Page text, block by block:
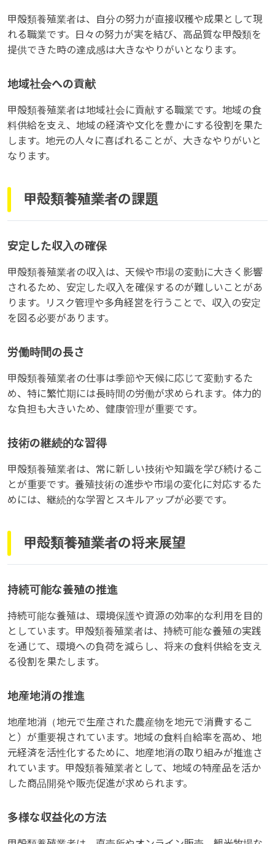
甲殻類養殖業者は、自分の努力が直接収穫や成果として現
れる職業です。日々の努力が実を結び、高品質な甲殻類を
提供できた時の達成感は大きなやりがいとなります。
地域社会への貢献
甲殻類養殖業者は地域社会に貢献する職業です。地域の食
料供給を支え、地域の経済や文化を豊かにする役割を果た
します。地元の人々に喜ばれることが、大きなやりがいと
なります。
甲殻類養殖業者の課題
安定した収入の確保
甲殻類養殖業者の収入は、天候や市場の変動に大きく影響
されるため、安定した収入を確保するのが難しいことがあ
ります。リスク管理や多角経営を行うことで、収入の安定
を図る必要があります。
労働時間の長さ
甲殻類養殖業者の仕事は季節や天候に応じて変動するた
め、特に繁忙期には長時間の労働が求められます。体力的
な負担も大きいため、健康管理が重要です。
技術の継続的な習得
甲殻類養殖業者は、常に新しい技術や知識を学び続けるこ
とが重要です。養殖技術の進歩や市場の変化に対応するた
めには、継続的な学習とスキルアップが必要です。
甲殻類養殖業者の将来展望
持続可能な養殖の推進
持続可能な養殖は、環境保護や資源の効率的な利用を目的
としています。甲殻類養殖業者は、持続可能な養殖の実践
を通じて、環境への負荷を減らし、将来の食料供給を支え
る役割を果たします。
地産地消の推進
地産地消（地元で生産された農産物を地元で消費するこ
と）が重要視されています。地域の食料自給率を高め、地
元経済を活性化するために、地産地消の取り組みが推進さ
れています。甲殻類養殖業者として、地域の特産品を活か
した商品開発や販売促進が求められます。
多様な収益化の方法